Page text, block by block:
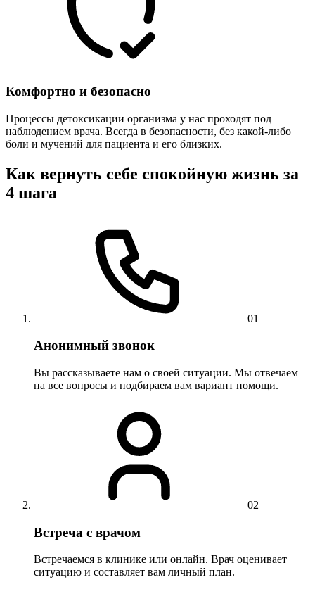
Комфортно и безопасно
Процессы детоксикации организма у нас проходят под
наблюдением врача. Всегда в безопасности, без какой-либо
боли и мучений для пациента и его близких.
Как вернуть себе спокойную жизнь за
4 шага
01
Анонимный звонок
Вы рассказываете нам о своей ситуации. Мы отвечаем
на все вопросы и подбираем вам вариант помощи.
02
Встреча с врачом
Встречаемся в клинике или онлайн. Врач оценивает
ситуацию и составляет вам личный план.